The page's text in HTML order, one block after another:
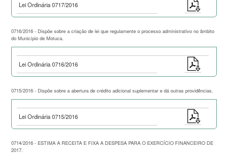
Lei Ordinária 0717/2016
0716/2016 - Dispõe sobre a criação de lei que regulamente o processo administrativo no âmbito
do Município de Motuca.
Lei Ordinária 0716/2016
0715/2016 - Dispõe sobre a abertura de crédito adicional suplementar e dá outras providências.
Lei Ordinária 0715/2016
0714/2016 - ESTIMA A RECEITA E FIXA A DESPESA PARA O EXERCÍCIO FINANCEIRO DE
2017.